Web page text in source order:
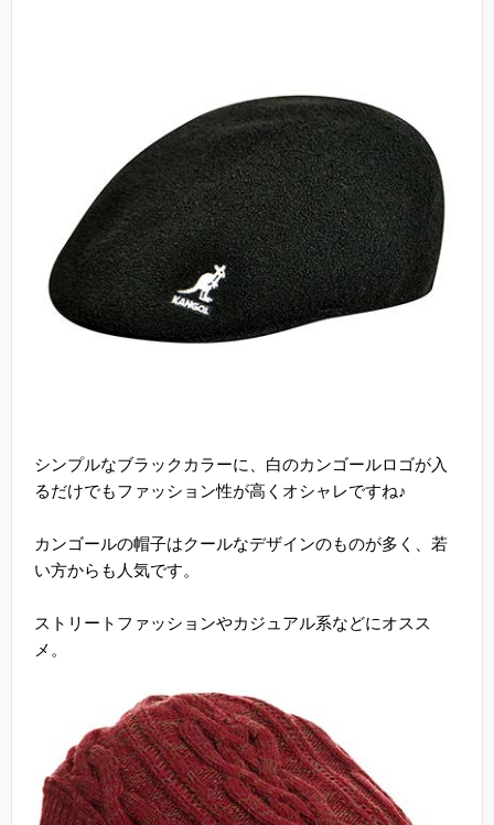
シンプルなブラックカラーに、白のカンゴールロゴが入
るだけでもファッション性が高くオシャレですね♪
カンゴールの帽子はクールなデザインのものが多く、若
い方からも人気です。
ストリートファッションやカジュアル系などにオスス
メ。